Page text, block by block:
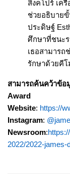
สิงคโปร์ เค
ช่วยอธิบาย
ประดิษฐ์
ศึกษาที่ชนะร
เธอสามาร
รักษาด้วยคีโ
สามารถค้นคว้าข้อ
Award
Website: https://
Instagram:
Newsroom:
2022/2022-james-